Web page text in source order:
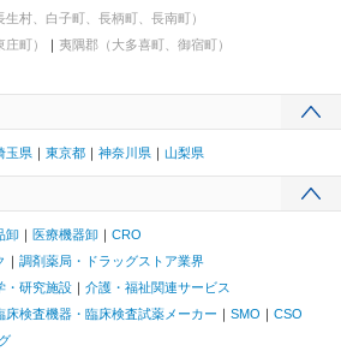
村、白子町、長柄町、長南町）
町）
夷隅郡（大多喜町、御宿町）
玉県 東京都 神奈川県 山梨県
卸 医療機器卸
CRO
調剤薬局・ドラッグストア業界
・研究施設
介護・福祉関連サービス
床検査機器・臨床検査試薬メーカー SMO
CSO